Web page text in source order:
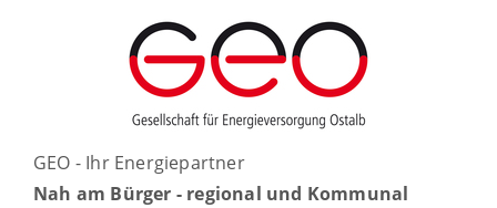
GEO - Ihr Energiepartner
Nah am Bürger - regional und Kommunal